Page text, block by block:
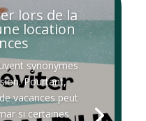
lors de la
location
synonymes
Pourtant,
vacances peut
si certaines